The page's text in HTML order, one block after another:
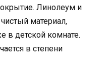
Линолеум и
материал,
в детской комнате.
в степени